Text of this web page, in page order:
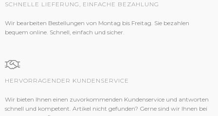
SCHNELLE LIEFERUNG, EINFACHE BEZAHLUNG
Wir bearbeiten Bestellungen von Montag bis Freitag. Sie bezahlen
bequem online. Schnell, einfach und sicher.
HERVORRAGENDER KUNDENSERVICE
Wir bieten Ihnen einen zuvorkommenden Kundenservice und antworten
schnell und kompetent. Artikel nicht gefunden? Gerne sind wir Ihnen bei